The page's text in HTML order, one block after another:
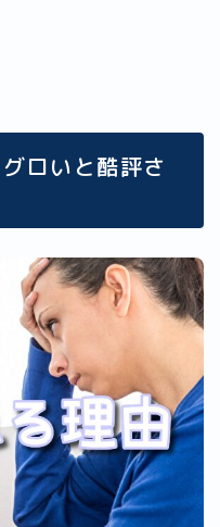
ロいと酷評さ